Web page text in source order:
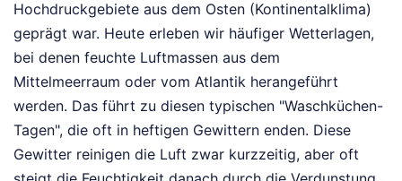
Hochdruckgebiete aus dem Osten (Kontinentalklima)
geprägt war. Heute erleben wir häufiger Wetterlagen,
bei denen feuchte Luftmassen aus dem
Mittelmeerraum oder vom Atlantik herangeführt
werden. Das führt zu diesen typischen "Waschküchen-
Tagen", die oft in heftigen Gewittern enden. Diese
Gewitter reinigen die Luft zwar kurzzeitig, aber oft